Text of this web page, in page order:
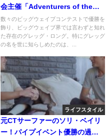
会主催「Adventurers of the
Year」にノミネートされたグレ
ッグ・ロング
数々のビッグウェイブコンテストで優勝を
飾り、ビッグウェイブ界では言わずと知れ
た存在のグレッグ・ロング。特にグレッグ
の名を世に知らしめたのは、...
ライフスタイル
元CTサーファーのソリ・ベイリ
ー！パイプイベント優勝の過去